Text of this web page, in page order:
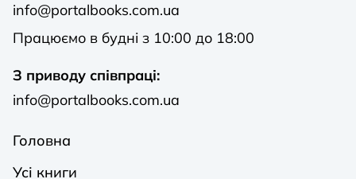
info@portalbooks.com.ua
Працюємо в будні з 10:00 до 18:00
З приводу співпраці:
info@portalbooks.com.ua
Головна
Усі книги